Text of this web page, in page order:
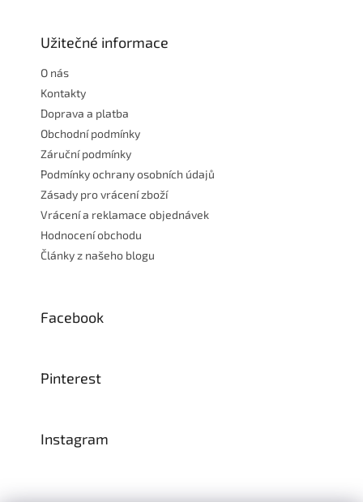
Užitečné informace
O nás
Kontakty
Doprava a platba
Obchodní podmínky
Záruční podmínky
Podmínky ochrany osobních údajů
Zásady pro vrácení zboží
Vrácení a reklamace objednávek
Hodnocení obchodu
Články z našeho blogu
Facebook
Pinterest
Instagram